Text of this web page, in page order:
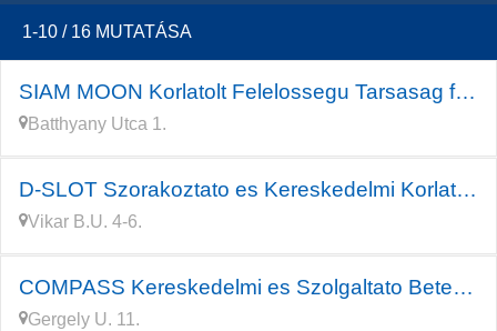
1-10 / 16 MUTATÁSA
SIAM MOON Korlatolt Felelossegu Tarsasag felszamolas alatt
Batthyany Utca 1.
D-SLOT Szorakoztato es Kereskedelmi Korlatolt Felelossegu
Vikar B.U. 4-6.
COMPASS Kereskedelmi es Szolgaltato Beteti Tarsasag
Gergely U. 11.